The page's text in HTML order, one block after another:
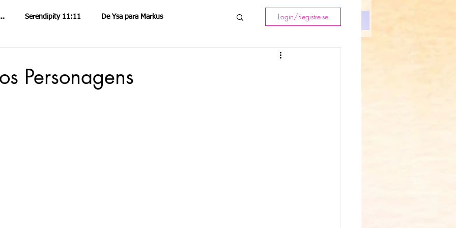
Mentores Serendipity Textos Contato
Serendipity 11:11 De Ysa para Markus Login/Registre-se
Personagens